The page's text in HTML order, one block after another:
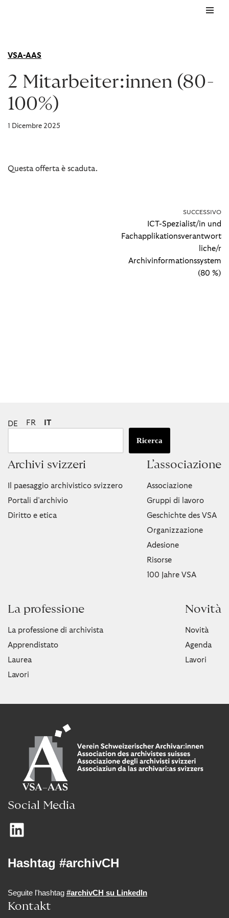
contenuto
VSA-AAS
2 Mitarbeiter:innen (80-
100%)
1 Dicembre 2025
Questa offerta è scaduta.
SUCCESSIVO
ICT-Spezialist/in und
Fachapplikationsverantwort
liche/r
Archivinformationssystem
(80 %)
DE FR IT
Ricerca
Archivi svizzeri
Il paesaggio archivistico svizzero
Portali d’archivio
Diritto e etica
L’associazione
Associazione
Gruppi di lavoro
Geschichte des VSA
Organizzazione
Adesione
Risorse
100 Jahre VSA
La professione
La professione di archivista
Apprendistato
Laurea
Lavori
Novità
Novità
Agenda
Lavori
Social Media
Hashtag #archivCH
Seguite l'hashtag #archivCH su LinkedIn
Kontakt